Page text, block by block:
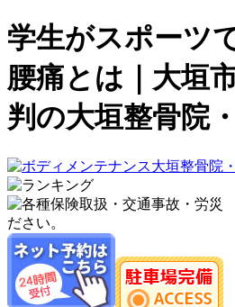
学生がスポーツ
腰痛とは｜大垣
判の大垣整骨院